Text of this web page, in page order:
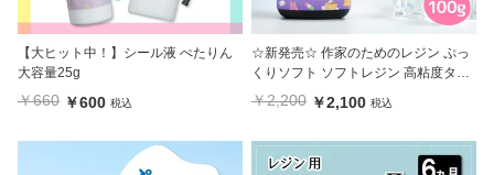
【大ヒット中！】シール液 ぺたりん
大容量25g
￥660 ￥600 税込
☆新発売☆ 作家のためのレジン ぷっ
くりソフト ソフトレジン 高粘度タイ
プ 100g
￥2,200 ￥2,100 税込